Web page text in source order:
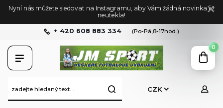
Nyní nás můžete sledovat na Instagramu, aby Vám žádná novinka již
neutekla!
CZK
+ 420 608 883 334 (Po-Pá,8-17hod.)
0